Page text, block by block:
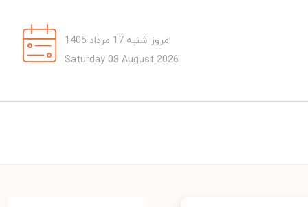
امروز شنبه 17 مرداد 1405
Saturday 08 August 2026